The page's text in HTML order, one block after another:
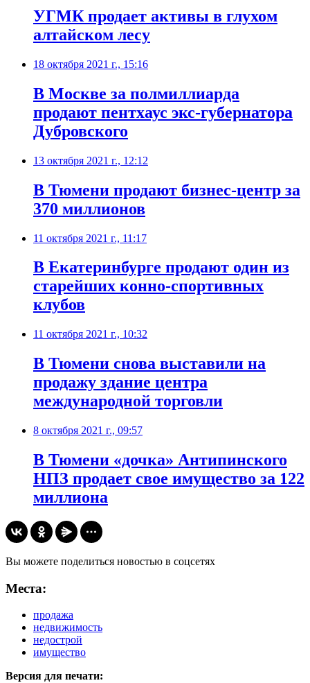
УГМК продает активы в глухом
алтайском лесу
18 октября 2021 г., 15:16
​В Москве за полмиллиарда
продают пентхаус экс-губернатора
Дубровского
13 октября 2021 г., 12:12
​В Тюмени продают бизнес-центр за
370 миллионов
11 октября 2021 г., 11:17
​В Екатеринбурге продают один из
старейших конно-спортивных
клубов
11 октября 2021 г., 10:32
​В Тюмени снова выставили на
продажу здание центра
международной торговли
8 октября 2021 г., 09:57
​В Тюмени «дочка» Антипинского
НПЗ продает свое имущество за 122
миллиона
Вы можете поделиться новостью в соцсетях
Места:
продажа
недвижимость
недострой
имущество
Версия для печати: